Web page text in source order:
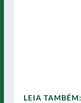
LEIA TAMBÉM: